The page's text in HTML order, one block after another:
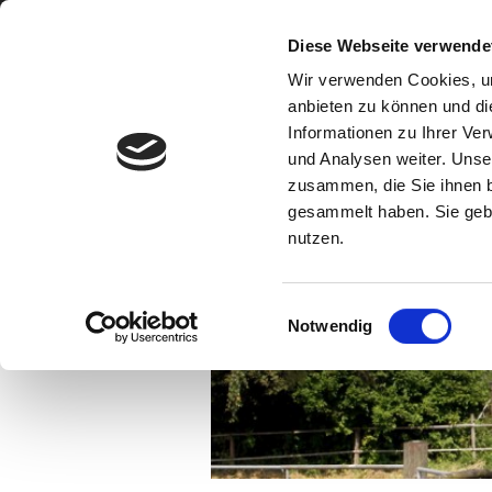
Diese Webseite
Wir verwenden Cookies,
anbieten zu können und
Informationen zu Ihrer
und Analysen weiter.
zusammen, die Sie ihnen
gesammelt haben. Sie
nutzen.
i
w
l
Notwendig
Reitstall Eiben